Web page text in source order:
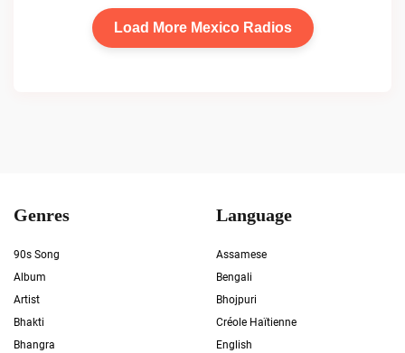
Load More Mexico Radios
Genres
90s Song
Album
Artist
Bhakti
Bhangra
Language
Assamese
Bengali
Bhojpuri
Créole Haïtienne
English